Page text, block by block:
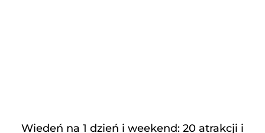
Wiedeń na 1 dzień i weekend: 20 atrakcji i